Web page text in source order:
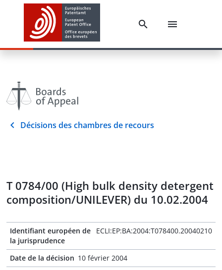
Décisions des chambres de recours
T 0784/00 (High bulk density detergent
composition/UNILEVER) du 10.02.2004
Identifiant européen de
la jurisprudence
ECLI:EP:BA:2004:T078400.20040210
Date de la décision 10 février 2004